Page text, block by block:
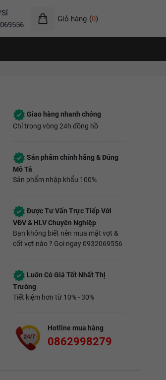
Giỏ hàng (0)
Giao hàng nhanh chóng
Chỉ trong vòng 24h đồng hồ
Sản phẩm chính hãng & Đúng
Mô Tả
Sản phẩm nhập khẩu 100%
Được Tư Vấn Trực Tiếp Với
VĐV & HLV Chuyên Nghiệp
Bạn không biết nên mua mặt vợt &
cốt vợt nào ? Gọi ngay 0932069556
Luôn Có Giá Tốt Nhất Thị
Trường
Tiết kiệm hơn từ 10% - 30%
Hotline mua hàng
0862998279